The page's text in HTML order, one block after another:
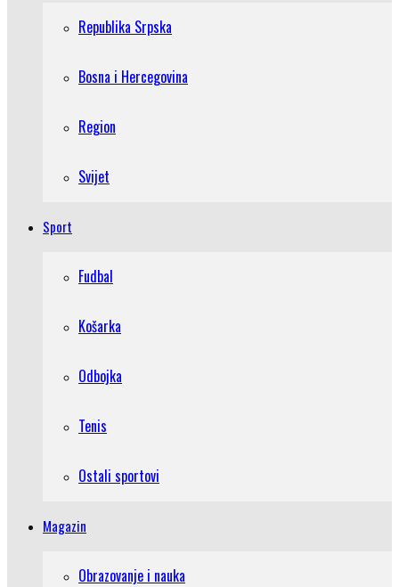
Republika Srpska
Bosna i Hercegovina
Region
Svijet
Sport
Fudbal
Košarka
Odbojka
Tenis
Ostali sportovi
Magazin
Obrazovanje i nauka